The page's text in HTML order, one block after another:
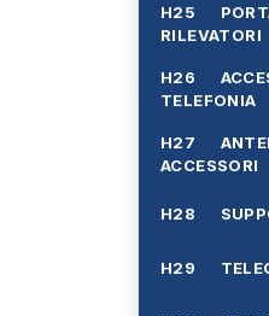
H25
RILEVATORI
H26
TELEFONIA
H27
ACCESSORI
H28
H29